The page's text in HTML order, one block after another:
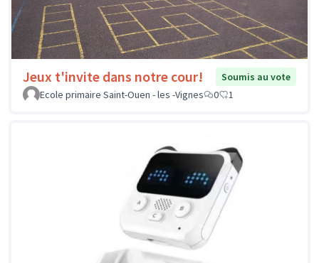
Jeux t'invite dans notre cour!
Soumis au vote
Ecole primaire Saint-Ouen - les -Vignes
0 1